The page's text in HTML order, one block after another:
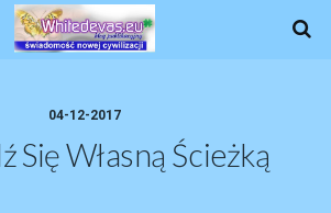
04-12-2017
Się Własną Ścieżką